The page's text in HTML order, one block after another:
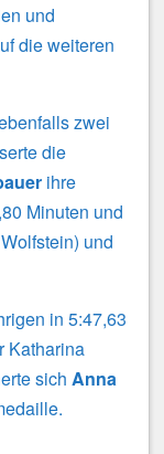
und
die weiteren
zwei
die
ihre
Minuten und
und
in 5:47,63
Katharina
sich Anna